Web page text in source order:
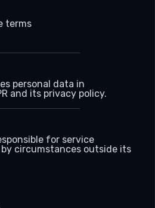
terms
personal data in
and its privacy policy.
for service
circumstances outside its